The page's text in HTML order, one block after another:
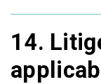
14.